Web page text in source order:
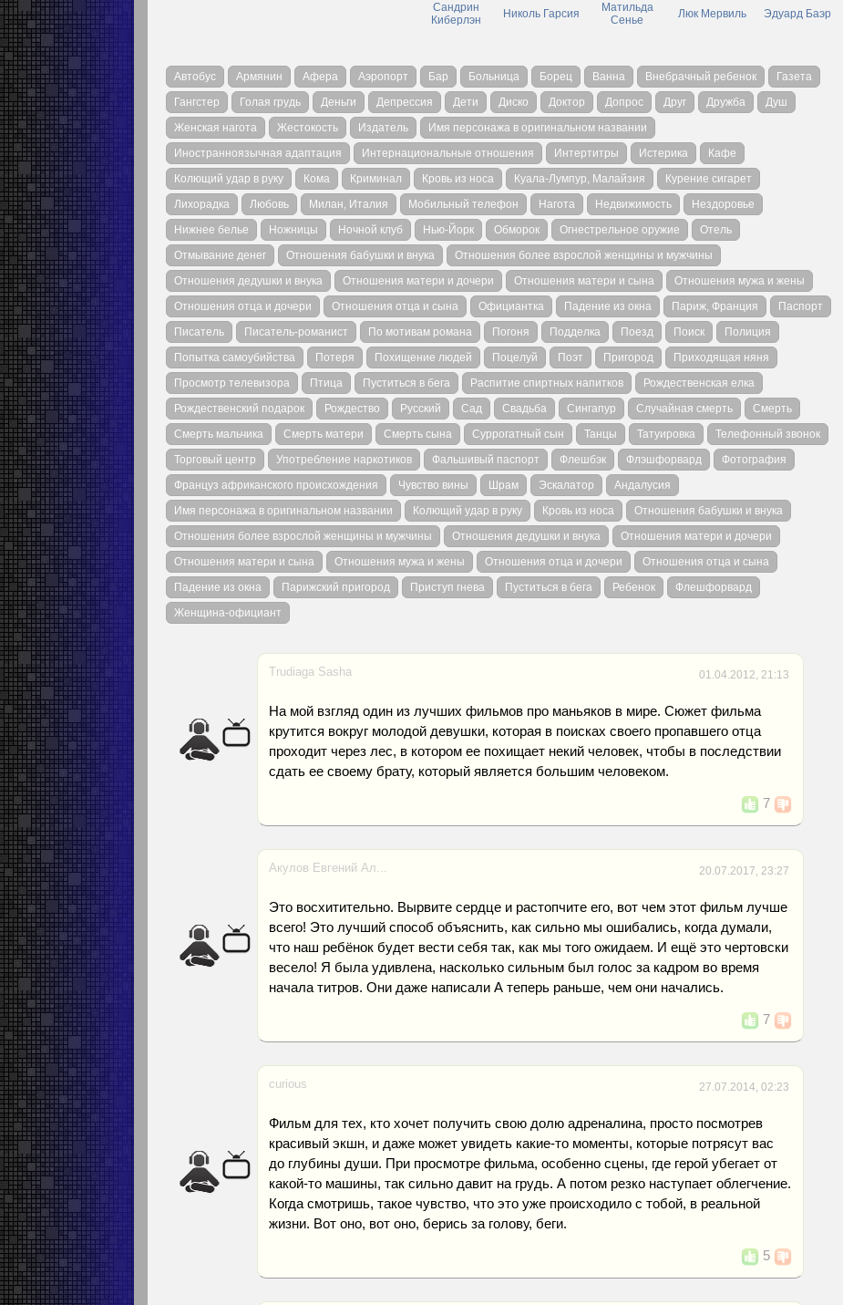
Сандрин
Киберлэн
Николь Гарсия
Матильда
Сенье
Люк Мервиль Эдуард Баэр
Автобус Армянин Афера Аэропорт Бар Больница Борец Ванна Внебрачный ребенок
Газета
Гангстер
Голая грудь Деньги Депрессия Дети Диско Доктор Допрос Друг Дружба
Душ
Женская нагота
Жестокость Издатель
Имя персонажа в оригинальном названии
Иностранноязычная адаптация
Интернациональные отношения Интертитры Истерика
Кафе
Колющий удар в руку
Кома Криминал Кровь из носа Куала-Лумпур, Малайзия
Курение сигарет
Лихорадка
Любовь Милан, Италия Мобильный телефон Нагота Недвижимость
Нездоровье
Нижнее белье
Ножницы Ночной клуб Нью-Йорк Обморок Огнестрельное оружие
Отель
Отмывание денег
Отношения бабушки и внука
Отношения более взрослой женщины и мужчины
Отношения дедушки и внука
Отношения матери и дочери Отношения матери и сына
Отношения мужа и жены
Отношения отца и дочери
Отношения отца и сына Официантка Падение из окна Париж, Франция
Паспорт
Писатель
Писатель-романист По мотивам романа Погоня Подделка Поезд Поиск
Полиция
Попытка самоубийства
Потеря Похищение людей Поцелуй Поэт Пригород
Приходящая няня
Просмотр телевизора
Птица Пуститься в бега Распитие спиртных напитков
Рождественская елка
Рождественский подарок
Рождество Русский Сад Свадьба Сингапур Случайная смерть
Смерть
Смерть мальчика
Смерть матери Смерть сына Суррогатный сын Танцы Татуировка
Телефонный звонок
Торговый центр
Употребление наркотиков Фальшивый паспорт Флешбэк Флэшфорвард
Фотография
Француз африканского происхождения
Чувство вины Шрам Эскалатор
Андалусия
Имя персонажа в оригинальном названии
Колющий удар в руку Кровь из носа
Отношения бабушки и внука
Отношения более взрослой женщины и мужчины
Отношения дедушки и внука
Отношения матери и дочери
Отношения матери и сына
Отношения мужа и жены Отношения отца и дочери
Отношения отца и сына
Падение из окна
Парижский пригород Приступ гнева Пуститься в бега Ребенок
Флешфорвард
Женщина-официант
Trudiaga Sasha 01.04.2012, 21:13
На мой взгляд один из лучших фильмов про маньяков в мире. Сюжет фильма
крутится вокруг молодой девушки, которая в поисках своего пропавшего отца
проходит через лес, в котором ее похищает некий человек, чтобы в последствии
сдать ее своему брату, который является большим человеком.
7
Акулов Евгений Ал... 20.07.2017, 23:27
Это восхитительно. Вырвите сердце и растопчите его, вот чем этот фильм лучше
всего! Это лучший способ объяснить, как сильно мы ошибались, когда думали,
что наш ребёнок будет вести себя так, как мы того ожидаем. И ещё это чертовски
весело! Я была удивлена, насколько сильным был голос за кадром во время
начала титров. Они даже написали А теперь раньше, чем они начались.
7
curious 27.07.2014, 02:23
Фильм для тех, кто хочет получить свою долю адреналина, просто посмотрев
красивый экшн, и даже может увидеть какие-то моменты, которые потрясут вас
до глубины души. При просмотре фильма, особенно сцены, где герой убегает от
какой-то машины, так сильно давит на грудь. А потом резко наступает облегчение.
Когда смотришь, такое чувство, что это уже происходило с тобой, в реальной
жизни. Вот оно, вот оно, берись за голову, беги.
5